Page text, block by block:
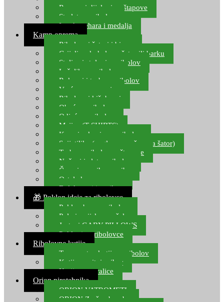
Rezervni dijelovi za štapove
Starlete za ribolov
Izrada pehara i medalja
Kamp oprema
Ribolovni šatori i bivvy
Grijalice, kuhala za šator ili barku
Stolice i stolovi za ribolov
Ležaljke za ribolov
Ruksaci i torbe za ribolov
Vreće za spavanje
Ribolovni kišobrani
Obuća za ribolov
Odjeća za ribolov
Majice (T-SHIRTS)
Kape i rukavice za ribolov
Svijetiljke (naglavne, ručne, za šator)
Torbe za ribolovne štapove
Noževi i alat za ribolov
Čamci za prihranu ribe
Ostala kamp oprema
Dalekozori i optika
🎁 Poklon ideje za ribolovce
Poklon bon za ribolov
Polarizacijske naočale
Jastuci GABY PILLOWS
Pokloni za ribolovce
Ribolovne kutije
Transportne kutije za ribolov
Kutije za sitni pribor
Kutije za varalice
Orion pirotehnika
ORION VATROMETI
ORION Zračne bombe